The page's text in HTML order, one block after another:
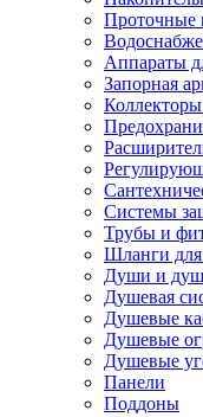
Проточные
Аппараты
Запорная
Системы
Трубы и
Шланги
Души и
Душевая
Душевые
Душевые
Душевые
Панели
Поддоны